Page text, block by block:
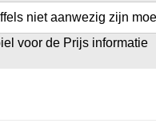
niet aanwezig zijn
voor de Prijs informatie